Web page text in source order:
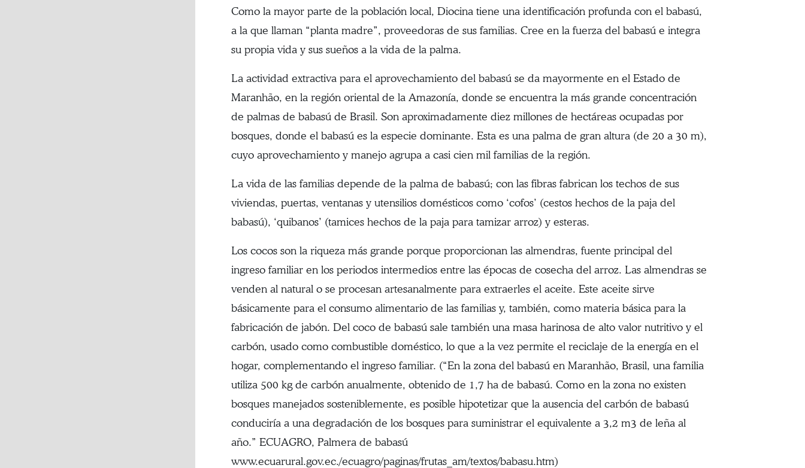
Como la mayor parte de la población local, Diocina tiene una identificación profunda con el babasú,
a la que llaman “planta madre”, proveedoras de sus familias. Cree en la fuerza del babasú e integra
su propia vida y sus sueños a la vida de la palma.
La actividad extractiva para el aprovechamiento del babasú se da mayormente en el Estado de
Maranhão, en la región oriental de la Amazonía, donde se encuentra la más grande concentración
de palmas de babasú de Brasil. Son aproximadamente diez millones de hectáreas ocupadas por
bosques, donde el babasú es la especie dominante. Esta es una palma de gran altura (de 20 a 30 m),
cuyo aprovechamiento y manejo agrupa a casi cien mil familias de la región.
La vida de las familias depende de la palma de babasú; con las fibras fabrican los techos de sus
viviendas, puertas, ventanas y utensilios domésticos como ‘cofos’ (cestos hechos de la paja del
babasú), ‘quibanos’ (tamices hechos de la paja para tamizar arroz) y esteras.
Los cocos son la riqueza más grande porque proporcionan las almendras, fuente principal del
ingreso familiar en los periodos intermedios entre las épocas de cosecha del arroz. Las almendras se
venden al natural o se procesan artesanalmente para extraerles el aceite. Este aceite sirve
básicamente para el consumo alimentario de las familias y, también, como materia básica para la
fabricación de jabón. Del coco de babasú sale también una masa harinosa de alto valor nutritivo y el
carbón, usado como combustible doméstico, lo que a la vez permite el reciclaje de la energía en el
hogar, complementando el ingreso familiar. (“En la zona del babasú en Maranhão, Brasil, una familia
utiliza 500 kg de carbón anualmente, obtenido de 1,7 ha de babasú. Como en la zona no existen
bosques manejados sosteniblemente, es posible hipotetizar que la ausencia del carbón de babasú
conduciría a una degradación de los bosques para suministrar el equivalente a 3,2 m3 de leña al
año.” ECUAGRO, Palmera de babasú
www.ecuarural.gov.ec./ecuagro/paginas/frutas_am/textos/babasu.htm)